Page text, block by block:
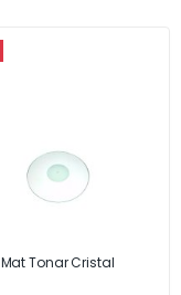
Mat Tonar Cristal